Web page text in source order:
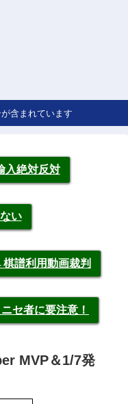
含まれています
入絶対反対
い
譜利用動画裁判
セ者に要注意！
MVP＆1/7発